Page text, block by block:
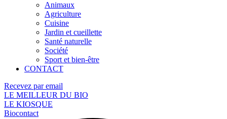
Animaux
Agriculture
Cuisine
Jardin et cueillette
Santé naturelle
Société
Sport et bien-être
CONTACT
Recevez par email
LE MEILLEUR DU BIO
LE KIOSQUE
Biocontact